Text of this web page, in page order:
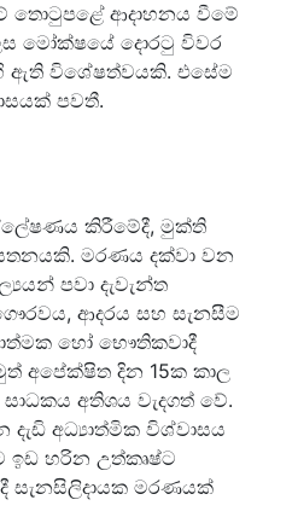
තොටුපළේ ආදාහනය වීමේ
මෝක්ෂයේ දොරටු විවර
ඇති විශේෂත්වයකි. එසේම
පවතී.
කිරීමේදී, මුක්ති
මරණය දක්වා වන
පවා දැවැන්ත
ආදරය සහ සැනසීම
හෝ භෞතිකවාදී
අපේක්ෂිත දින 15ක කාල
අතිශය වැදගත් වේ.
අධ්‍යාත්මික විශ්වාසය
ඉඩ හරින උත්කෘෂ්ට
සැනසිලිදායක මරණයක්